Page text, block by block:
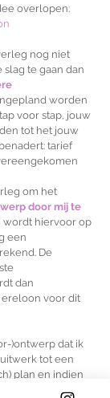
overlopen:
nog niet
slag te gaan dan
worden
voor stap, jouw
tot het jouw
tarief
om het
door mij te
wordt hiervoor op
een
De
dan
voor dit
)ontwerp dat ik
tot een
plan en indien
is, ik